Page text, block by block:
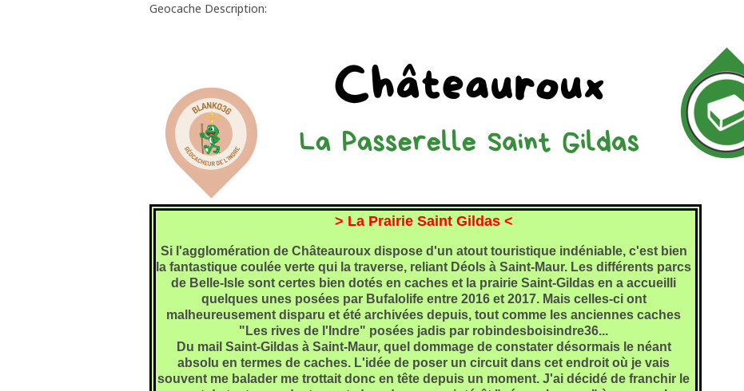
Geocache Description:
> La Prairie Saint Gildas <
Si l'agglomération de Châteauroux dispose d'un atout touristique indéniable, c'est bien
la fantastique coulée verte qui la traverse, reliant Déols à Saint-Maur. Les différents parcs
de Belle-Isle sont certes bien dotés en caches et la prairie Saint-Gildas en a accueilli
quelques unes posées par Bufalolife entre 2016 et 2017. Mais celles-ci ont
malheureusement disparu et été archivées depuis, tout comme les anciennes caches
"Les rives de l'Indre" posées jadis par robindesboisindre36...
Du mail Saint-Gildas à Saint-Maur, quel dommage de constater désormais le néant
absolu en termes de caches. L'idée de poser un circuit dans cet endroit où je vais
souvent me balader me trottait donc en tête depuis un moment. J'ai décidé de franchir le